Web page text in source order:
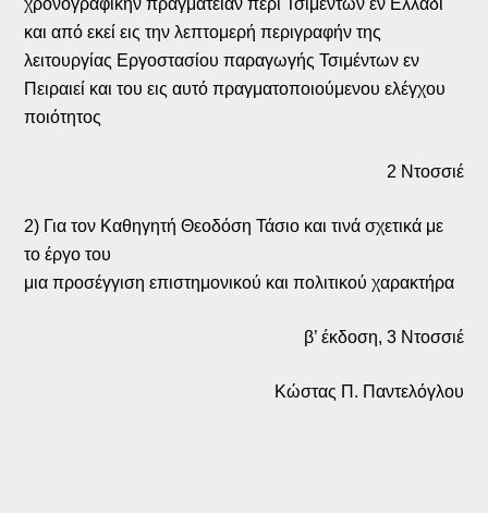
και από εκεί εις την λεπτομερή περιγραφήν της
λειτουργίας Εργοστασίου παραγωγής Τσιμέντων εν
Πειραιεί και του εις αυτό πραγματοποιούμενου ελέγχου
ποιότητος
2 Ντοσσιέ
2) Για τον Καθηγητή Θεοδόση Τάσιο και τινά σχετικά με
το έργο του
μια προσέγγιση επιστημονικού και πολιτικού χαρακτήρα
β’ έκδοση, 3 Ντοσσιέ
Κώστας Π. Παντελόγλου